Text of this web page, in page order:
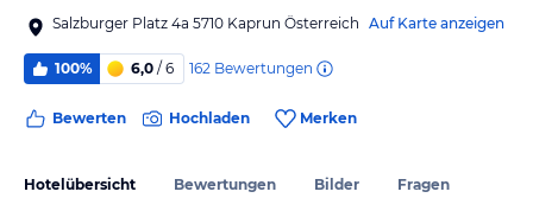
Salzburger Platz 4a 5710 Kaprun Österreich Auf Karte anzeigen
100% 6,0 / 6 162 Bewertungen
Bewerten Hochladen Merken
Hotelübersicht Bewertungen Bilder Fragen